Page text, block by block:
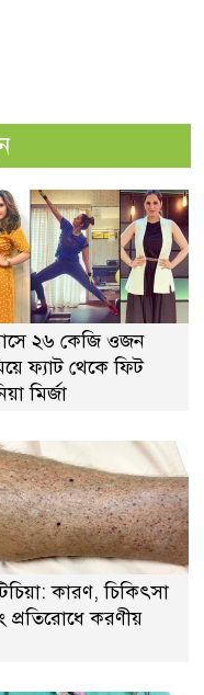
২৬ কেজি ওজন
ফ্যাট থেকে ফিট
মির্জা
কারণ, চিকিৎসা
প্রতিরোধে করণীয়